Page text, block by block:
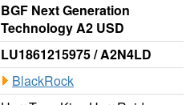
BGF Next Generation
Technology A2 USD
LU1861215975 / A2N4LD
BlackRock